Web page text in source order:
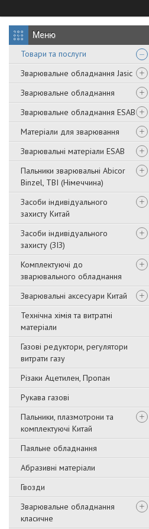
Товари та послуги
Зварювальне обладнання Jasic
Зварювальне обладнання
Зварювальне обладнання ESAB
Матеріали для зварювання
Зварювальні матеріали ESAB
Пальники зварювальні Abicor
Binzel, TBI (Німеччина)
Засоби індивідуального
захисту Китай
Засоби індивідуального
захисту (ЗІЗ)
Комплектуючі до
зварювального обладнання
Зварювальні аксесуари Китай
Технічна хімія та витратні
матеріали
Газові редуктори, регулятори
витрати газу
Різаки Ацетилен, Пропан
Рукава газові
Пальники, плазмотрони та
комплектуючі Китай
Паяльне обладнання
Абразивні матеріали
Гвозди
Зварювальне обладнання
класичне